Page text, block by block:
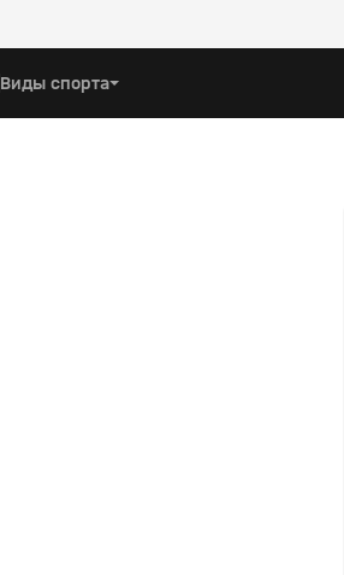
Виды спорта